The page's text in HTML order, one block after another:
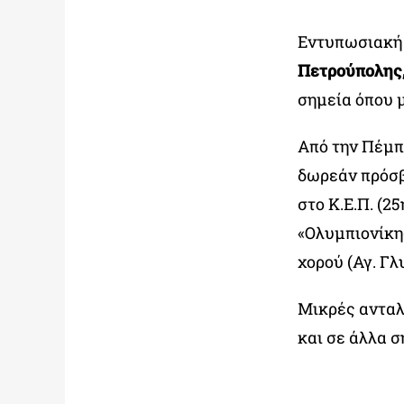
Εντυπωσιακή
σημεία όπου
Από την
δωρεάν
στο Κ.Ε.Π.
χορού (Αγ.
Μικρές
και σε άλλα